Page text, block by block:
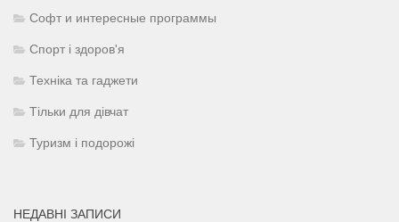
Софт и интересные программы
Спорт і здоров'я
Техніка та гаджети
Тільки для дівчат
Туризм і подорожі
НЕДАВНІ ЗАПИСИ